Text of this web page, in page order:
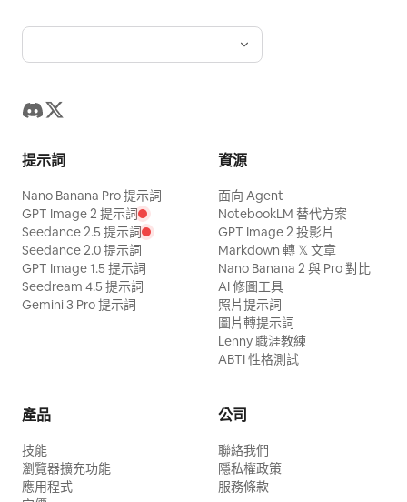
提示詞
Nano Banana Pro 提示詞
GPT Image 2 提示詞
Seedance 2.5 提示詞
Seedance 2.0 提示詞
GPT Image 1.5 提示詞
Seedream 4.5 提示詞
Gemini 3 Pro 提示詞
資源
面向 Agent
NotebookLM 替代方案
GPT Image 2 投影片
Markdown 轉 𝕏 文章
Nano Banana 2 與 Pro 對比
AI 修圖工具
照片提示詞
圖片轉提示詞
Lenny 職涯教練
ABTI 性格測試
產品
技能
瀏覽器擴充功能
應用程式
公司
聯絡我們
隱私權政策
服務條款